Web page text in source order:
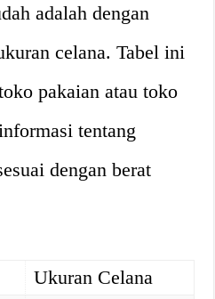
adalah dengan
celana. Tabel ini
pakaian atau toko
tentang
dengan berat
Ukuran Celana